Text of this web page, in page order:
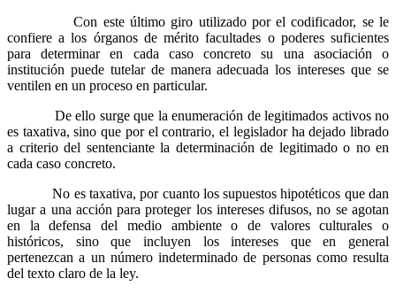
Con este último giro utilizado por el codificador, se le
confiere a los órganos de mérito facultades o poderes suficientes
para determinar en cada caso concreto su una asociación o
institución puede tutelar de manera adecuada los intereses que se
ventilen en un proceso en particular.
De ello surge que la enumeración de legitimados activos no
es taxativa, sino que por el contrario, el legislador ha dejado librado
a criterio del sentenciante la determinación de legitimado o no en
cada caso concreto.
No es taxativa, por cuanto los supuestos hipotéticos que dan
lugar a una acción para proteger los intereses difusos, no se agotan
en la defensa del medio ambiente o de valores culturales o
históricos, sino que incluyen los intereses que en general
pertenezcan a un número indeterminado de personas como resulta
del texto claro de la ley.